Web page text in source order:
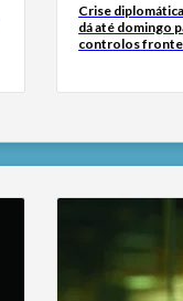
Crise
dá até domingo
controlos